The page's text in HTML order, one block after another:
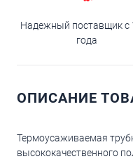
Надежный поставщик с
года
ОПИСАНИЕ
Термоусаживаемая
высококачественного